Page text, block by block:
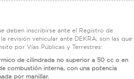
deben inscribirse ante el Registro de
revisión vehicular ante DEKRA, son las que
por Vías Públicas y Terrestres:
de cilindrada no superior a 50 cc o en
combustión interna, con una potencia
por manillar.